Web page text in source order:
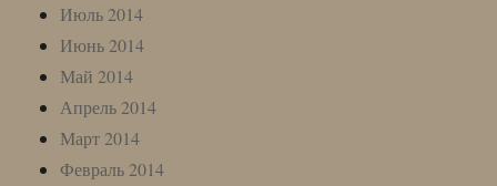
Июль 2014
Июнь 2014
Май 2014
Апрель 2014
Март 2014
Февраль 2014